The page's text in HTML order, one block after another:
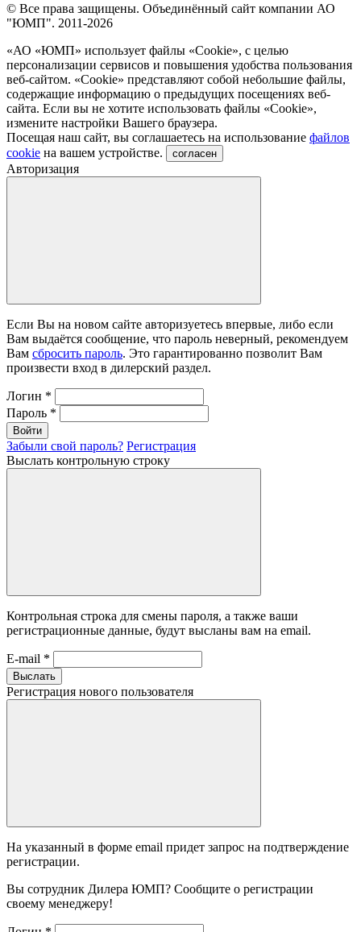
© Все права защищены. Объединённый сайт компании АО
"ЮМП". 2011-2026
«АО «ЮМП» использует файлы «Сookie», с целью
персонализации сервисов и повышения удобства пользования
веб-сайтом. «Cookie» представляют собой небольшие файлы,
содержащие информацию о предыдущих посещениях веб-
сайта. Если вы не хотите использовать файлы «Сookie»,
измените настройки Вашего браузера.
Посещая наш сайт, вы соглашаетесь на использование файлов
cookie на вашем устройстве. согласен
Авторизация
Если Вы на новом сайте авторизуетесь впервые, либо если
Вам выдаётся сообщение, что пароль неверный, рекомендуем
Вам сбросить пароль. Это гарантированно позволит Вам
произвести вход в дилерский раздел.
Логин *
Пароль *
Войти
Забыли свой пароль? Регистрация
Выслать контрольную строку
Контрольная строка для смены пароля, а также ваши
регистрационные данные, будут высланы вам на email.
E-mail *
Выслать
Регистрация нового пользователя
На указанный в форме email придет запрос на подтверждение
регистрации.
Вы сотрудник Дилера ЮМП? Сообщите о регистрации
своему менеджеру!